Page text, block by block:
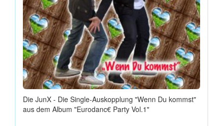
Die JunX - Die Single-Auskopplung "Wenn Du kommst"
aus dem Album "Eurodanc€ Party Vol.1"